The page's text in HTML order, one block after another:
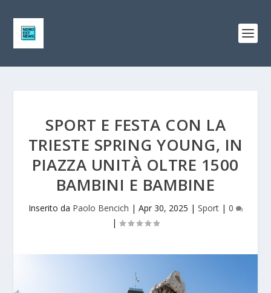
SPORT E FESTA CON LA
TRIESTE SPRING YOUNG, IN
PIAZZA UNITÀ OLTRE 1500
BAMBINI E BAMBINE
Inserito da Paolo Bencich | Apr 30, 2025 | Sport| 0
|